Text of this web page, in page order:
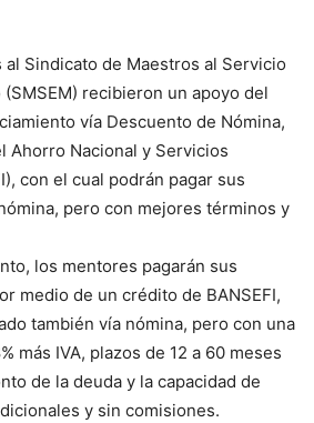
Sindicato de Maestros al Servicio
recibieron un apoyo del
vía Descuento de Nómina,
Ahorro Nacional y Servicios
con el cual podrán pagar sus
pero con mejores términos y
los mentores pagarán sus
medio de un crédito de BANSEFI,
también vía nómina, pero con una
más IVA, plazos de 12 a 60 meses
de la deuda y la capacidad de
y sin comisiones.